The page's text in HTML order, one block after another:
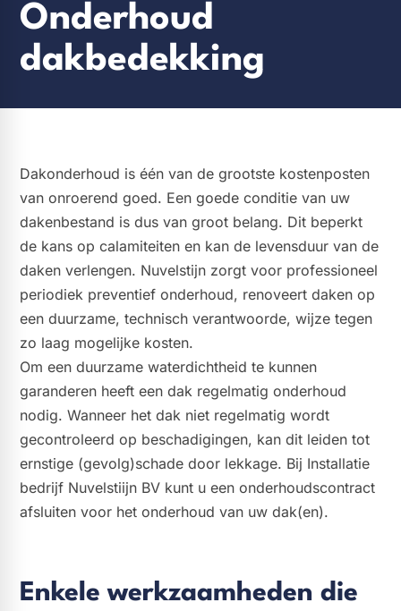
Onderhoud
dakbedekking
Dakonderhoud is één van de grootste kostenposten
van onroerend goed. Een goede conditie van uw
dakenbestand is dus van groot belang. Dit beperkt
de kans op calamiteiten en kan de levensduur van de
daken verlengen. Nuvelstijn zorgt voor professioneel
periodiek preventief onderhoud, renoveert daken op
een duurzame, technisch verantwoorde, wijze tegen
zo laag mogelijke kosten.
Om een duurzame waterdichtheid te kunnen
garanderen heeft een dak regelmatig onderhoud
nodig. Wanneer het dak niet regelmatig wordt
gecontroleerd op beschadigingen, kan dit leiden tot
ernstige (gevolg)schade door lekkage. Bij Installatie
bedrijf Nuvelstiijn BV kunt u een onderhoudscontract
afsluiten voor het onderhoud van uw dak(en).
Enkele werkzaamheden die